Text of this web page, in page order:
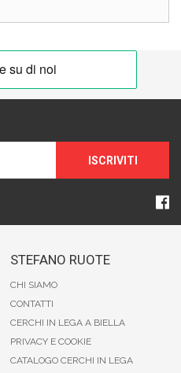
ISCRIVITI
STEFANO RUOTE
CHI SIAMO
CONTATTI
CERCHI IN LEGA A BIELLA
PRIVACY E COOKIE
CATALOGO CERCHI IN LEGA